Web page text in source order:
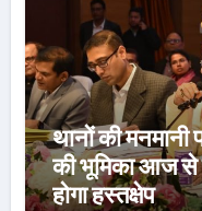
थानों की मनमानी
की भूमिका आज से
होगा हस्तक्षेप